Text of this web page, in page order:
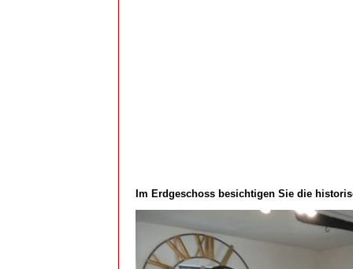
Im Erdgeschoss besichtigen Sie die